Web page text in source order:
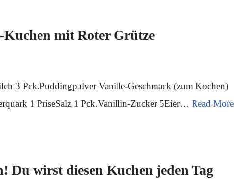
mit Roter Grütze
3 Pck.Puddingpulver Vanille-Geschmack (zum Kochen)
1 PriseSalz 1 Pck.Vanillin-Zucker 5Eier… Read More
wirst diesen Kuchen jeden Tag